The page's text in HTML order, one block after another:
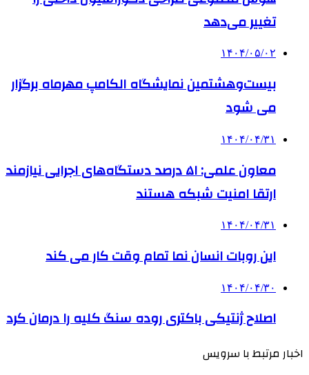
تغییر می‌دهد
۱۴۰۴/۰۵/۰۲
بیست‌وهشتمین نمایشگاه الکامپ مهرماه برگزار
می شود
۱۴۰۴/۰۴/۳۱
معاون علمی: ۵۱ درصد دستگاه‌های اجرایی نیازمند
ارتقا امنیت شبکه هستند
۱۴۰۴/۰۴/۳۱
این روبات انسان نما تمام وقت کار می کند
۱۴۰۴/۰۴/۳۰
اصلاح ژنتیکی باکتری روده سنگ کلیه را درمان کرد
اخبار مرتبط با سرویس